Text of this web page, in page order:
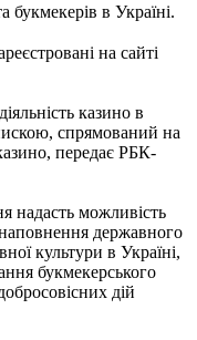
букмекерів в Україні.
на сайті
казино в
спрямований на
передає РБК-
надасть можливість
державного
культури в Україні,
букмекерського
дій